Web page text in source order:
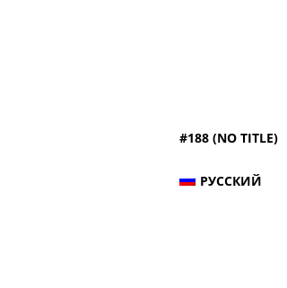
#188 (NO TITLE)
РУССКИЙ